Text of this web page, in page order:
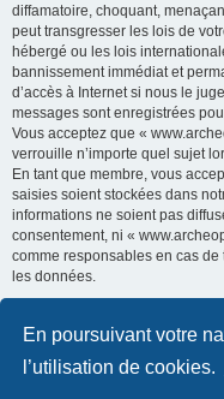
En poursuivant votre
l’utilisation de cookies.
diffamatoire, choquant,
peut transgresser les lois de
hébergé ou les lois
bannissement immédiat et
d’accès à Internet si nous le
messages sont enregistrées
Vous acceptez que «
verrouille n’importe quel sujet
En tant que membre, vous
saisies soient stockées dans
informations ne soient pas
consentement, ni «
comme responsables en cas
les données.